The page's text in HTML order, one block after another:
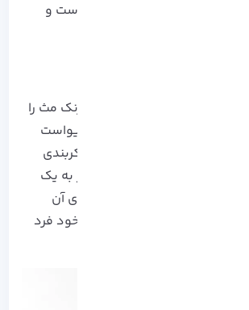
می خواهیم به تفاوت های یواست و
نصب و پیکربندی یواست و رنک مث را
دهیم، مراحل نصب و پیکربندی یواست
ختم می شود و دیگر نیاز به پیکربندی
پیکربندی رنک مث شما نیاز به یک
داشت. در حقیقت پیکربندی آن
خودکار نبوده و بر عهده خود فرد